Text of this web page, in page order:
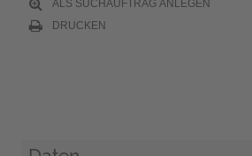
ALS SUCHAUFTRAG ANLEGEN
DRUCKEN